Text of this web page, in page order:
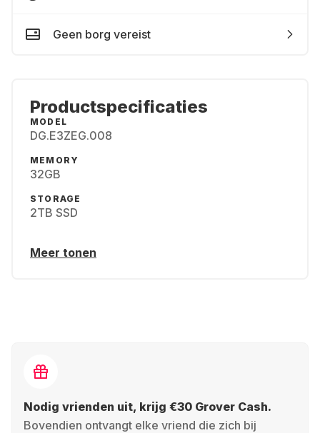
Geen borg vereist
Productspecificaties
MODEL
DG.E3ZEG.008
MEMORY
32GB
STORAGE
2TB SSD
Meer tonen
Nodig vrienden uit, krijg €30 Grover Cash.
Bovendien ontvangt elke vriend die zich bij